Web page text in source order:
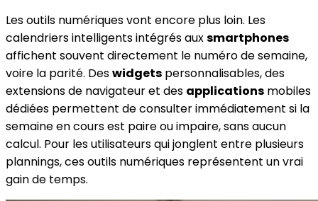
Les outils numériques vont encore plus loin. Les
calendriers intelligents intégrés auxsmartphones
affichent souvent directement le numéro de semaine,
voire la parité. Deswidgets personnalisables, des
extensions de navigateur et des applications mobiles
dédiées permettent de consulter immédiatement si la
semaine en cours est paire ou impaire, sans aucun
calcul. Pour les utilisateurs qui jonglent entre plusieurs
plannings, ces outils numériques représentent un vrai
gain de temps.